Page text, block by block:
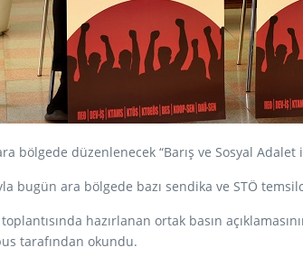
bölgede düzenlenecek “Barış ve Sosyal
bugün ara bölgede bazı sendika ve STÖ
hazırlanan ortak basın
tarafından okundu.